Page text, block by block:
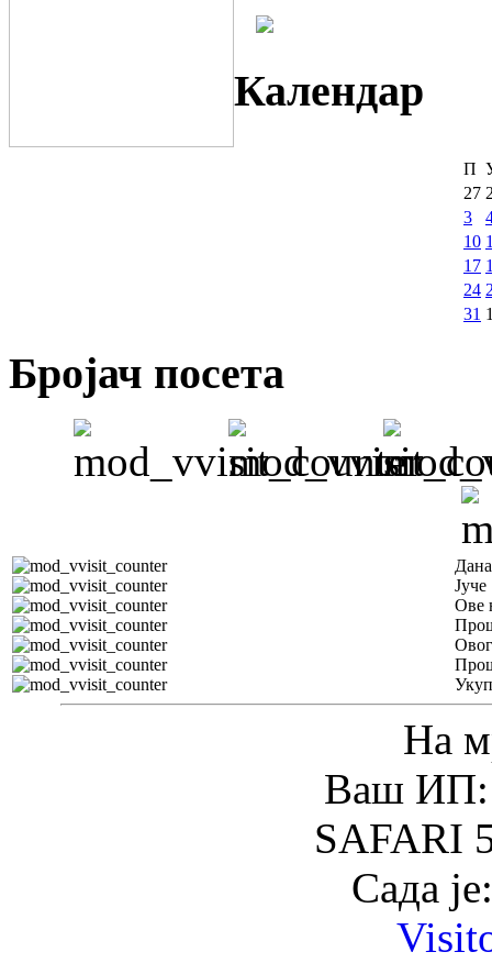
Календар
П
27
3
10
17
24
31
Бројач посета
Јуче
Ове
На
Ваш ИП:
SAFARI
Сада